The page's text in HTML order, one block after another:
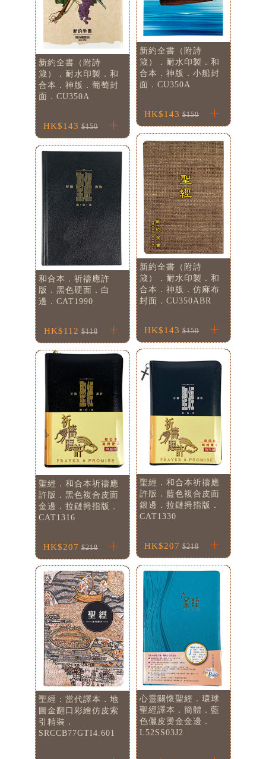
新約全書（附詩
箴）．耐水印製．和
合本．神版．小船封
面．CU350A
HK$143 $150
新約全書（附詩
箴）．耐水印製．和
合本．神版．葡萄封
面．CU350A
HK$143 $150
新約全書（附詩
箴）．耐水印製．和
合本．神版．仿麻布
封面．CU350ABR
HK$143 $150
和合本．祈禱應許
版．黑色硬面．白
邊．CAT1990
HK$112 $118
聖經．和合本祈禱應
許版．藍色複合皮面
銀邊．拉鏈拇指版．
CAT1330
HK$207 $218
聖經．和合本祈禱應
許版．黑色複合皮面
金邊．拉鏈拇指版．
CAT1316
HK$207 $218
心靈關懷聖經．環球
聖經譯本．簡體．藍
色儷皮燙金金邊．
L52SS03J2
聖經：當代譯本．地
圖金翻口彩繪仿皮索
引精裝．
SRCCB77GTI4.601